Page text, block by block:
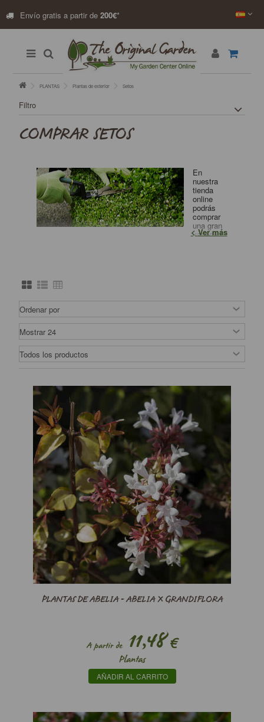
Envío gratis a partir de 200€*
PLANTAS Plantas de exterior Setos
Filtro
COMPRAR SETOS
En
nuestra
tienda
online
podrás
comprar
una gran
variedad
definir tu jardín con elegancia y funcionalidad.
Los setos son mucho más que límites verdes; son
elementos de diseño que ofrecen
a tu paisaje exterior. Desde setos densos que
proporcionan privacidad hasta variedades florales que
agregan color y fragancia, nuestra colección ofrece una
amplia selección para adaptarse a tus necesidades y
gustos.
creando microclimas y proporcionando una
natural
contra el viento y el ruido exterior.
En The Original Garden, nos dedicamos a ofrecer setos
dealta calidad, seleccionados por su vigor, resistencia
y belleza. Nuestro compromiso es proporcionarte
información detallada sobre el cuidado y mantenimiento
de cada variedad, asegurando que tus setos crezcan
exuberantes y saludables en tu jardín.
Transforma tu espacio al aire libre con la versatilidad y
funcionalidad de nuestros setos. Define espacios, crea
áreas de intimidad y añade un toque de distinción a tu
jardín con nuestra amplia variedad de setos
disponibles.
Ver más
PLANTAS DE ABELIA - ABELIA X GRANDIFLORA
A partir de11,48€
Plantas
AÑADIR AL CARRITO